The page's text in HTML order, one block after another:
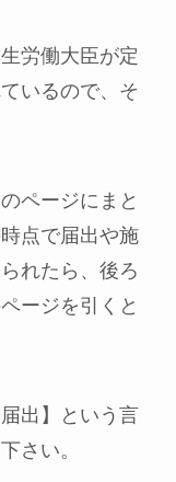
労働大臣が定
いるので、そ
ページにまと
点で届出や施
れたら、後ろ
ージを引くと
出】という言
さい。